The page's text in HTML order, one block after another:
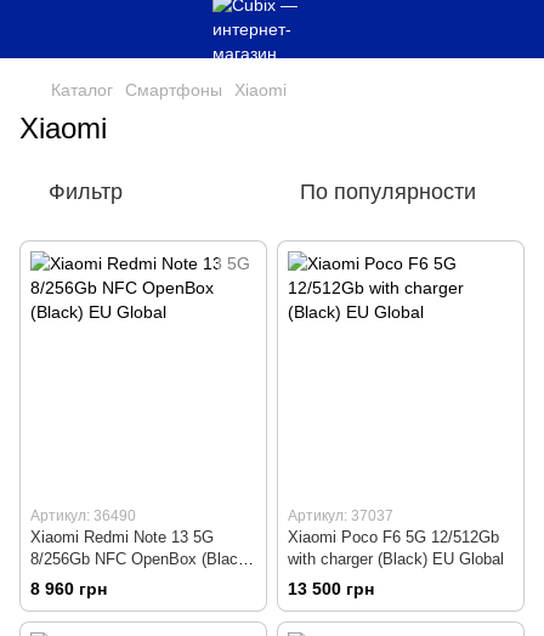
Каталог Смартфоны Xiaomi
Xiaomi
Фильтр По популярности
Артикул: 36490
Xiaomi Redmi Note 13 5G
8/256Gb NFC OpenBox (Black)
EU Global
8 960 грн
Артикул: 37037
Xiaomi Poco F6 5G 12/512Gb
with charger (Black) EU Global
13 500 грн